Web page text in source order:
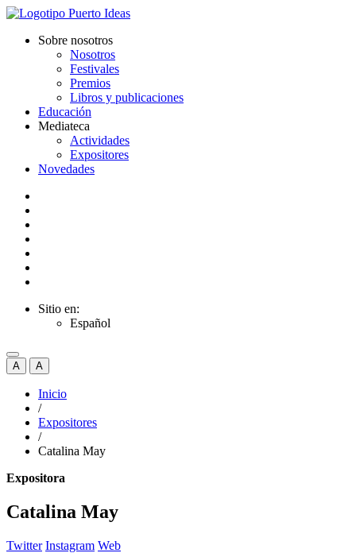
Sobre nosotros
Nosotros
Festivales
Premios
Libros y publicaciones
Educación
Mediateca
Actividades
Expositores
Novedades
Sitio en:
Español
A A
Inicio
/
Expositores
/
Catalina May
Expositora
Catalina May
Twitter Instagram Web